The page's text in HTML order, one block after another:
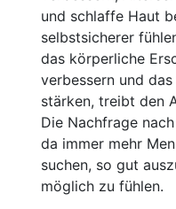
und schlaffe Haut
selbstsicherer
das körperliche
verbessern und
stärken, treibt den
Die Nachfrage
da immer mehr
suchen, so gut
möglich zu fühlen.